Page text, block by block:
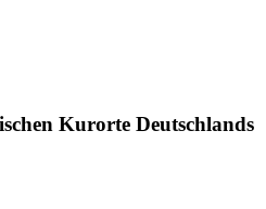
Kurorte Deutschlands